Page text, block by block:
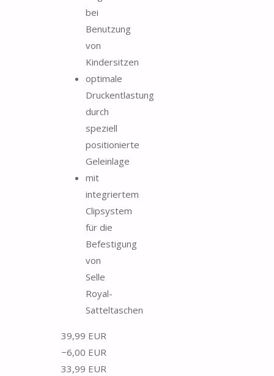
bei
Benutzung
von
Kindersitzen
optimale
Druckentlastung
durch
speziell
positionierte
Geleinlage
mit
integriertem
Clipsystem
für die
Befestigung
von
Selle
Royal-
Satteltaschen
39,99 EUR
−6,00 EUR
33,99 EUR